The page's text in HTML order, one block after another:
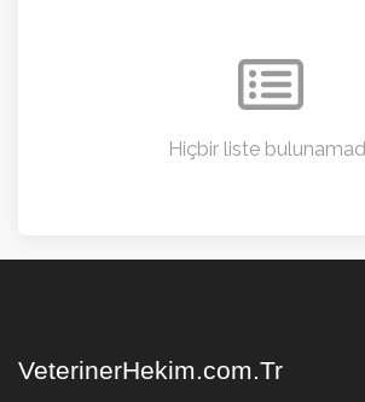
Hiçbir liste
VeterinerHekim.com.Tr